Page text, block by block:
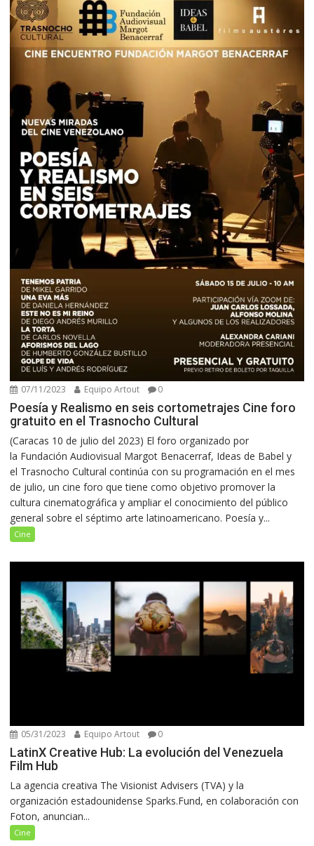
07/11/2023 Equipo Artout 0
Poesía y Realismo en seis cortometrajes Cine foro
gratuito en el Trasnocho Cultural
(Caracas 10 de julio del 2023) El foro organizado por
la Fundación Audiovisual Margot Benacerraf, Ideas de Babel y
el Trasnocho Cultural continúa con su programación en el mes
de julio, un cine foro que tiene como objetivo promover la
cultura cinematográfica y ampliar el conocimiento del público
general sobre el séptimo arte latinoamericano. Poesía y...
Cine
05/31/2023 Equipo Artout 0
LatinX Creative Hub: La evolución del Venezuela
Film Hub
La agencia creativa The Visionist Advisers (TVA) y la
organización estadounidense Sparks.Fund, en colaboración con
Foton, anuncian...
Cine